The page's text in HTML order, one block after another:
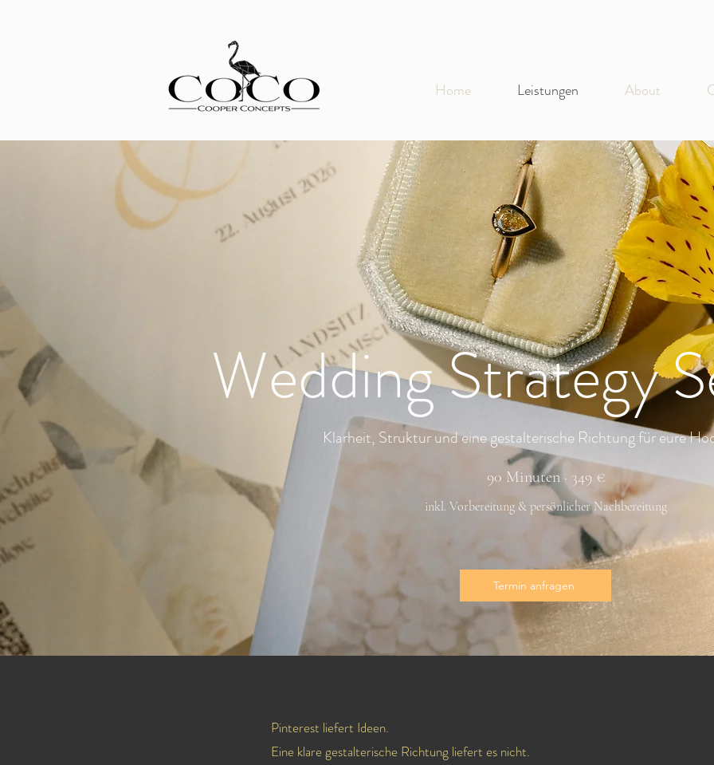
Home Leistungen About
Wedding Strategy
Klarheit, Struktur und eine gestalterische Richtung für eure
90 Minuten · 349 €
inkl. Vorbereitung & persönlicher Nachbereitung
Termin anfragen
Pinterest liefert Ideen.
Eine klare gestalterische Richtung liefert es nicht.